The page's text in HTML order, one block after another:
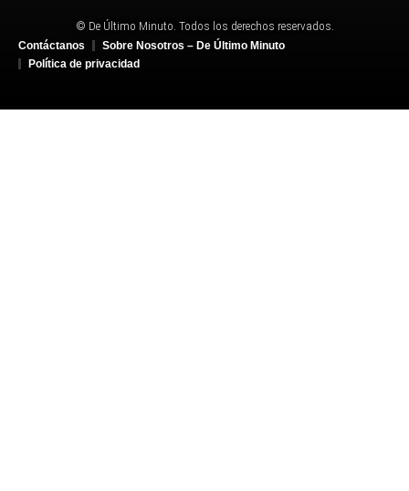
© De Último Minuto. Todos los derechos reservados.
Contáctanos
Sobre Nosotros – De Último Minuto
Política de privacidad